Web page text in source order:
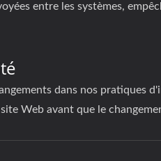
entre les systèmes,
dans nos pratiques
Web avant que le